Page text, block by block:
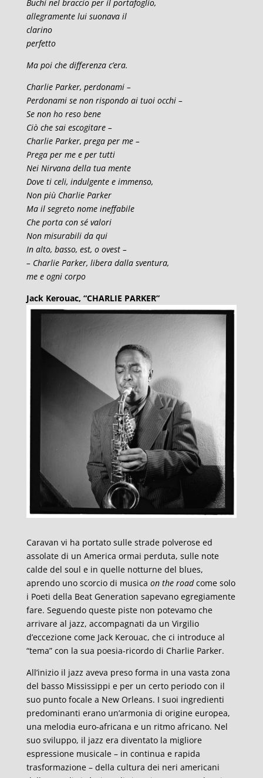
Buchi nel braccio per il portafoglio,
allegramente lui suonava il
clarino
perfetto
Ma poi che differenza c’era.
Charlie Parker, perdonami –
Perdonami se non rispondo ai tuoi occhi –
Se non ho reso bene
Ciò che sai escogitare –
Charlie Parker, prega per me –
Prega per me e per tutti
Nei Nirvana della tua mente
Dove ti celi, indulgente e immenso,
Non più Charlie Parker
Ma il segreto nome ineffabile
Che porta con sé valori
Non misurabili da qui
In alto, basso, est, o ovest –
– Charlie Parker, libera dalla sventura,
me e ogni corpo
Jack Kerouac, “CHARLIE PARKER”
Caravan vi ha portato sulle strade polverose ed
assolate di un America ormai perduta, sulle note
calde del soul e in quelle notturne del blues,
aprendo uno scorcio di musica on the roadcome solo
i Poeti della Beat Generation sapevano egregiamente
fare. Seguendo queste piste non potevamo che
arrivare al jazz, accompagnati da un Virgilio
d’eccezione come Jack Kerouac, che ci introduce al
“tema” con la sua poesia-ricordo di Charlie Parker.
All’inizio il jazz aveva preso forma in una vasta zona
del basso Mississippi e per un certo periodo con il
suo punto focale a New Orleans. I suoi ingredienti
predominanti erano un’armonia di origine europea,
una melodia euro-africana e un ritmo africano. Nel
suo sviluppo, il jazz era diventato la migliore
espressione musicale – in continua e rapida
trasformazione – della cultura dei neri americani